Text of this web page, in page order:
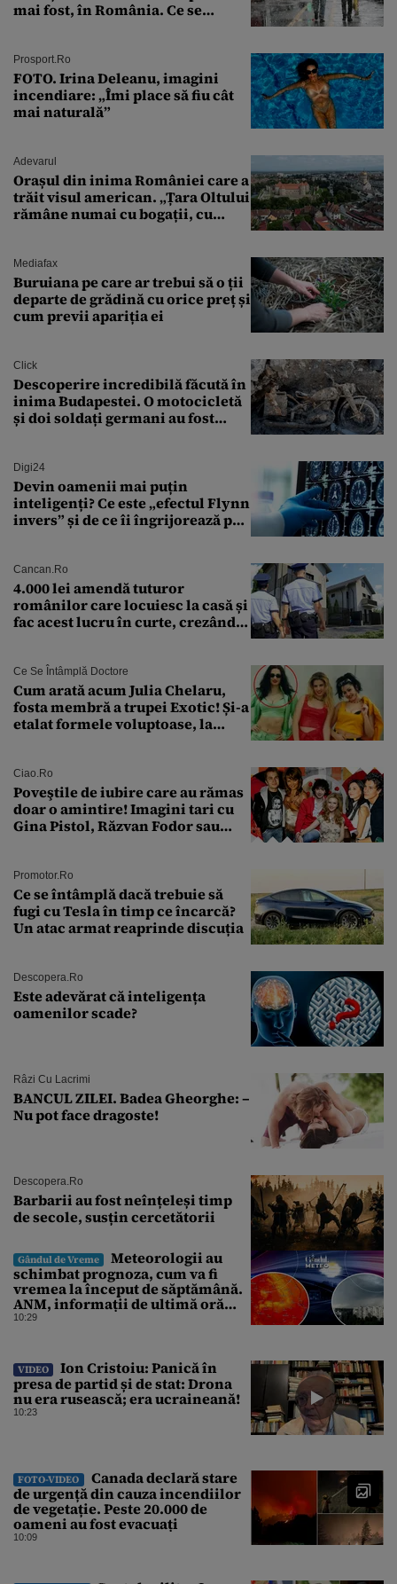
mai fost, în România. Ce se
București. Pe ce dată ninge
Prosport.ro
FOTO. Irina Deleanu, imagini
incendiare: „Îmi place să fiu cât
mai naturală”
Adevarul
Orașul din inima României care a
trăit visul american. „Țara Oltului
rămâne numai cu bogații, cu
Mediafax
Buruiana pe care ar trebui să o ții
departe de grădină cu orice preț și
cum previi apariția ei
Click
Descoperire incredibilă făcută în
inima Budapestei. O motocicletă
și doi soldați germani au fost
Digi24
Devin oamenii mai puțin
inteligenți? Ce este „efectul Flynn
invers” și de ce îi îngrijorează pe
Cancan.ro
4.000 lei amendă tuturor
românilor care locuiesc la casă și
fac acest lucru în curte, crezând
Ce Se Întâmplă Doctore
Cum arată acum Julia Chelaru,
fosta membră a trupei Exotic! Și-a
etalat formele voluptoase, la
Ciao.ro
Poveştile de iubire care au rămas
doar o amintire! Imagini tari cu
Gina Pistol, Răzvan Fodor sau
Promotor.ro
Ce se întâmplă dacă trebuie să
fugi cu Tesla în timp ce încarcă?
Un atac armat reaprinde discuția
Descopera.ro
Este adevărat că inteligența
oamenilor scade?
Râzi Cu Lacrimi
BANCUL ZILEI. Badea Gheorghe: –
Nu pot face dragoste!
Descopera.ro
Barbarii au fost neînțeleși timp
de secole, susțin cercetătorii
Gândul de Vreme
Meteorologii au
schimbat prognoza, cum va fi
vremea la început de săptămână.
ANM, informații de ultimă oră
pentru Gândul
10:29
VIDEO
Ion Cristoiu: Panică în
presa de partid și de stat: Drona
nu era rusească; era ucraineană!
10:23
FOTO-VIDEO
Canada declară stare
de urgență din cauza incendiilor
de vegetație. Peste 20.000 de
oameni au fost evacuați
10:09